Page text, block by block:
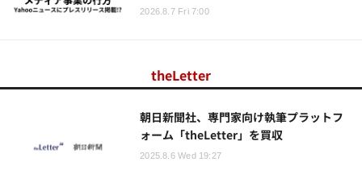
2026.8.7 Fri 7:00
theLetter
朝日新聞社、専門家向け執筆プラットフ
ォーム「theLetter」を買収
2025.8.6 Wed 19:27